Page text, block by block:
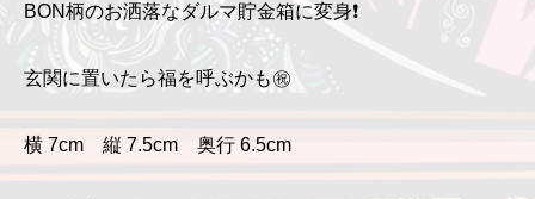
BON柄のお洒落なダルマ貯金箱に変身❗
玄関に置いたら福を呼ぶかも㊗
横 7cm 縦 7.5cm 奥行 6.5cm